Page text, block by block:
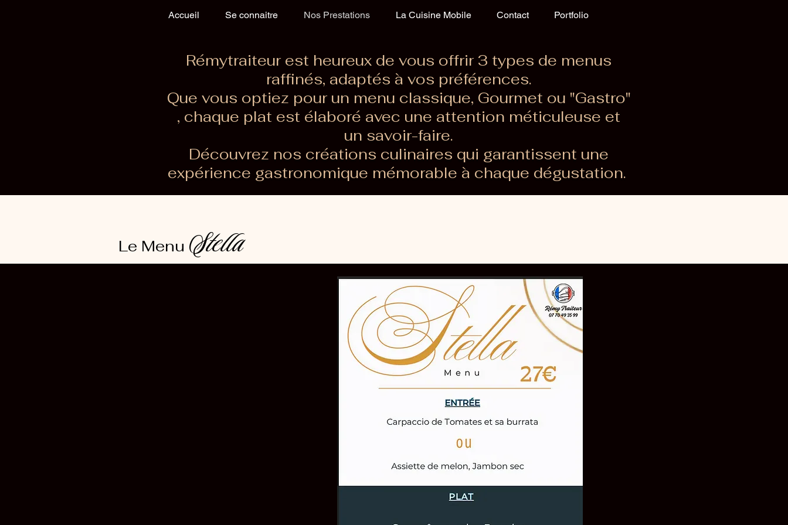
Accueil Se connaitre Nos Prestations La Cuisine Mobile Contact Portfolio
Rémytraiteur est heureux de vous offrir 3 types de menus
raffinés, adaptés à vos préférences.
Que vous optiez pour un menu classique, Gourmet ou "Gastro"
, chaque plat est élaboré avec une attention méticuleuse et
un savoir-faire.
Découvrez nos créations culinaires qui garantissent une
expérience gastronomique mémorable à chaque dégustation.
Le Menu Stella